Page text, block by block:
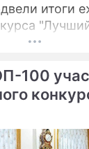
итоги
в
100